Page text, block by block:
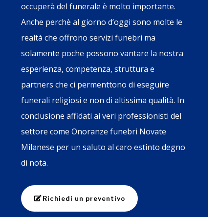
occuperà del funerale è molto importante.
Anche perchè al giorno d’oggi sono molte le
realtà che offrono servizi funebri ma
solamente poche possono vantare la nostra
esperienza, competenza, struttura e
partners che ci permenttono di eseguire
funerali religiosi e non di altissima qualità. In
conclusione affidati ai veri professionisti del
settore come Onoranze funebri Novate
Milanese per un saluto al caro estinto degno
di nota.
Richiedi un preventivo